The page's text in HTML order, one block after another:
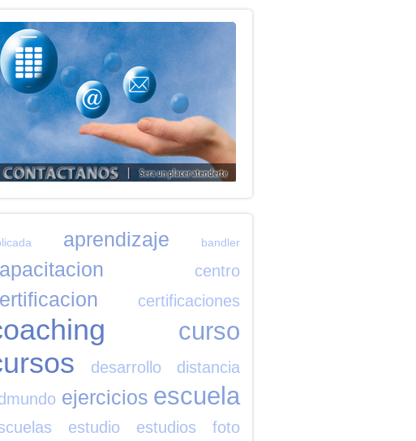
aprendizaje bandler
centro
certificaciones
curso
desarrollo
distancia
ejercicios escuela
estudio estudios foto